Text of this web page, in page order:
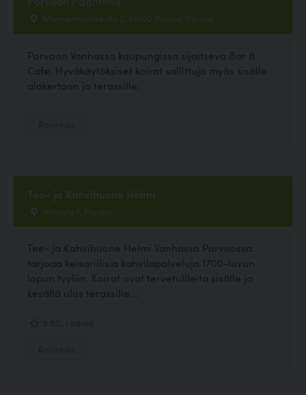
Mannerheiminkatu 2, 06100 Porvoo, Porvoo
Porvoon Vanhassa kaupungissa sijaitseva Bar &
Cafe. Hyväkäytöksiset koirat sallittuja myös sisälle
alakertaan ja terassille.
Tee- ja Kahvihuone Helmi
Välikatu 7, Porvoo
Tee- ja Kahvihuone Helmi Vanhassa Porvoossa
tarjoaa keisarillisia kahvilapalveluja 1700-luvun
lopun tyyliin. Koirat ovat tervetullleita sisälle ja
kesällä ulos terassille...